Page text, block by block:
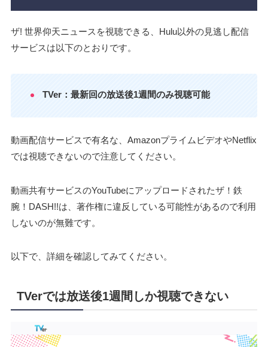
ザ! 世界仰天ニュースを視聴できる、Hulu以外の見逃し配信
サービスは以下のとおりです。
TVer：最新回の放送後1週間のみ視聴可能
動画配信サービスで有名な、AmazonプライムビデオやNetflix
では視聴できないので注意してください。
動画共有サービスのYouTubeにアップロードされたザ！鉄
腕！DASH!!は、著作権に違反している可能性があるので利用
しないのが無難です。
以下で、詳細を確認してみてください。
TVerでは放送後1週間しか視聴できない